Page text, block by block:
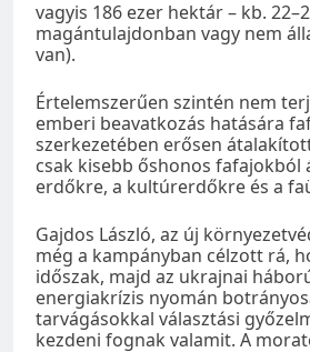
vagyis 186 ezer hektár – kb.
magántulajdonban vagy nem
van).
Értelemszerűen szintén nem
emberi beavatkozás hatására
szerkezetében erősen
csak kisebb őshonos fafajokból
erdőkre, a kultúrerdőkre és a
Gajdos László, az új
még a kampányban célzott rá,
időszak, majd az ukrajnai
energiakrízis nyomán
tarvágásokkal választási
kezdeni fognak valamit. A